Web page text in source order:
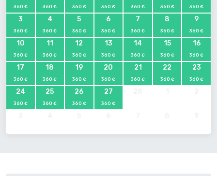
360 € 360 € 360 € 360 € 360 € 360 € 360 €
3
360 €
4
360 €
5
360 €
6
360 €
7
360 €
8
360 €
9
360 €
10
360 €
11
360 €
12
360 €
13
360 €
14
360 €
15
360 €
16
360 €
17
360 €
18
360 €
19
360 €
20
360 €
21
360 €
22
360 €
23
360 €
24
360 €
25
360 €
26
360 €
27
360 €